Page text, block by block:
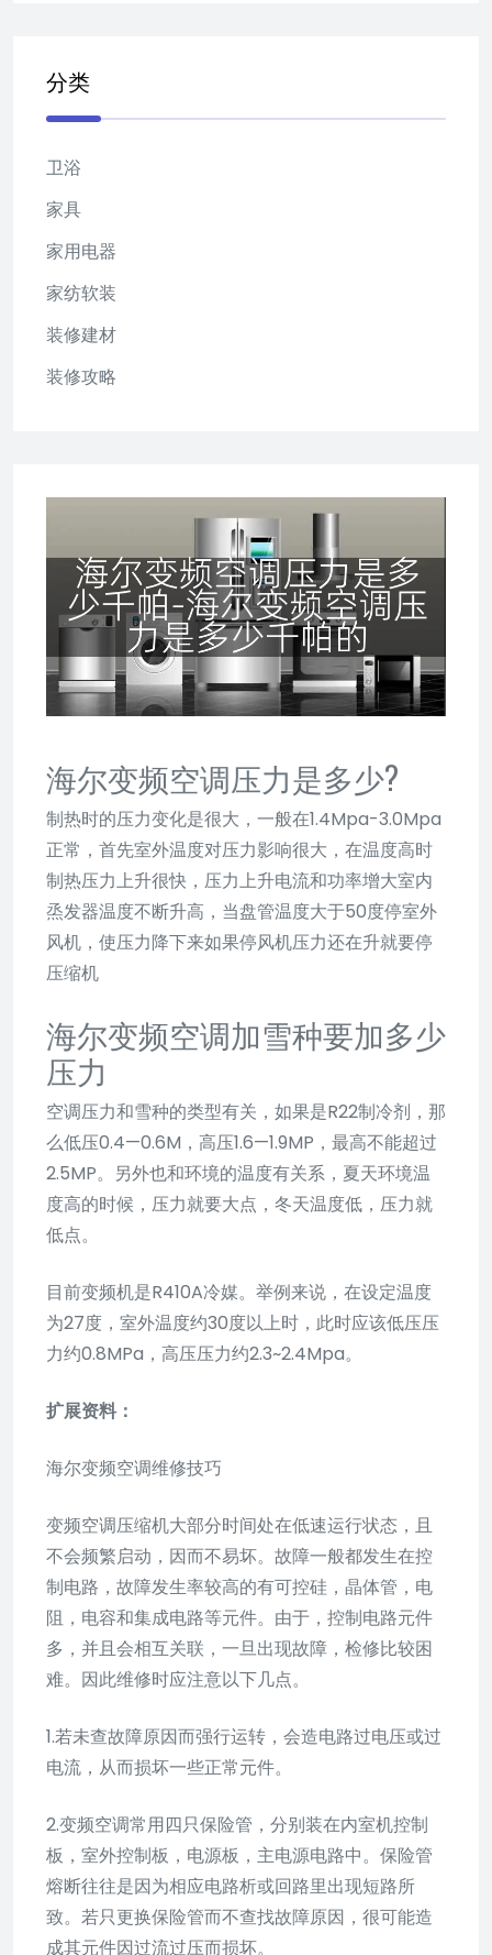
海尔变频空调压力是多少?
制热时的压力变化是很大，一般在1.4Mpa-3.0Mpa
正常，首先室外温度对压力影响很大，在温度高时
制热压力上升很快，压力上升电流和功率增大室内
烝发器温度不断升高，当盘管温度大于50度停室外
风机，使压力降下来如果停风机压力还在升就要停
压缩机
海尔变频空调加雪种要加多少
压力
空调压力和雪种的类型有关，如果是R22制冷剂，那
么低压0.4—0.6M，高压1.6—1.9MP，最高不能超过
2.5MP。另外也和环境的温度有关系，夏天环境温
度高的时候，压力就要大点，冬天温度低，压力就
低点。
目前变频机是R410A冷媒。举例来说，在设定温度
为27度，室外温度约30度以上时，此时应该低压压
力约0.8MPa，高压压力约2.3~2.4Mpa。
扩展资料：
海尔变频空调维修技巧
变频空调压缩机大部分时间处在低速运行状态，且
不会频繁启动，因而不易坏。故障一般都发生在控
制电路，故障发生率较高的有可控硅，晶体管，电
阻，电容和集成电路等元件。由于，控制电路元件
多，并且会相互关联，一旦出现故障，检修比较困
难。因此维修时应注意以下几点。
1.若未查故障原因而强行运转，会造电路过电压或过
电流，从而损坏一些正常元件。
2.变频空调常用四只保险管，分别装在内室机控制
板，室外控制板，电源板，主电源电路中。保险管
熔断往往是因为相应电路析或回路里出现短路所
致。若只更换保险管而不查找故障原因，很可能造
成其元件因过流过压而损坏。
分类
卫浴
家具
家用电器
家纺软装
装修建材
装修攻略